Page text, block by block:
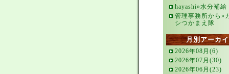
hayashi»水分補給
管理事務所から»
シつかまえ隊
月別アーカ
2026年08月(6)
2026年07月(30)
2026年06月(23)